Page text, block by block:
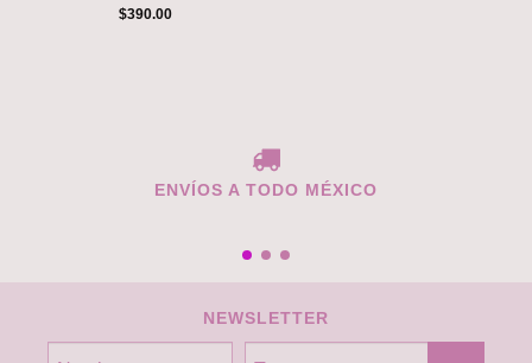
$390.00
ENVÍOS A TODO MÉXICO
NEWSLETTER